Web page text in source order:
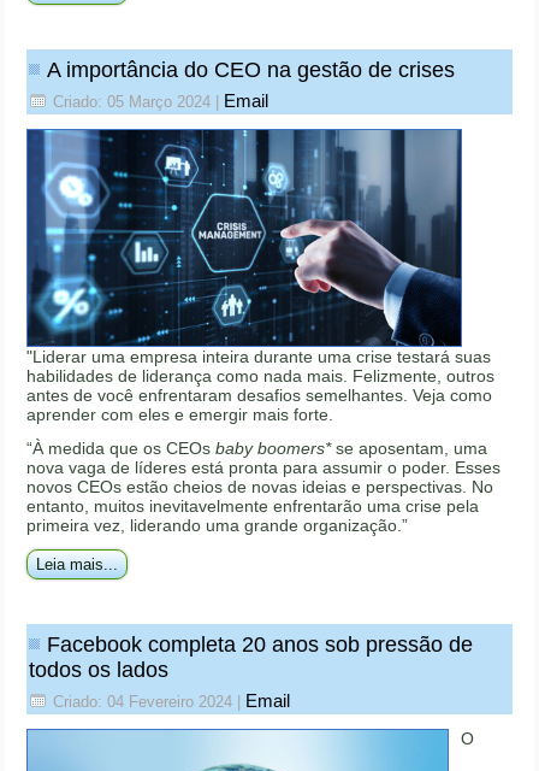
A importância do CEO na gestão de crises
Criado: 05 Março 2024 Email
"Liderar uma empresa inteira durante uma crise testará suas
habilidades de liderança como nada mais. Felizmente, outros
antes de você enfrentaram desafios semelhantes. Veja como
aprender com eles e emergir mais forte.
“À medida que os CEOsbaby boomers*se aposentam, uma
nova vaga de líderes está pronta para assumir o poder. Esses
novos CEOs estão cheios de novas ideias e perspectivas. No
entanto, muitos inevitavelmente enfrentarão uma crise pela
primeira vez, liderando uma grande organização.”
Leia mais...
Facebook completa 20 anos sob pressão de
todos os lados
Criado: 04 Fevereiro 2024 Email
O